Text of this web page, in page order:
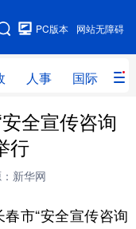
网站无障碍
PC版本
人事 国际 财
人事
线
体育
全宣传咨询
行
新华网
市“安全宣传咨询